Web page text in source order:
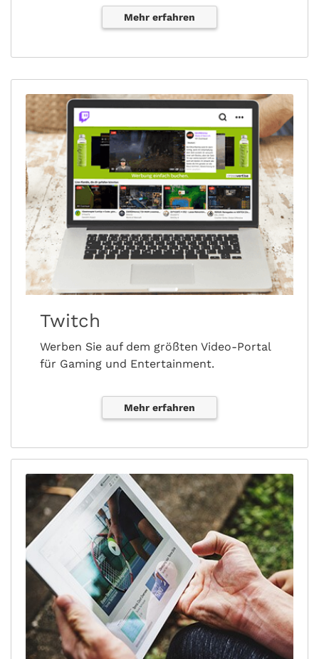
Mehr erfahren
Twitch
Werben Sie auf dem größten Video-Portal
für Gaming und Entertainment.
Mehr erfahren